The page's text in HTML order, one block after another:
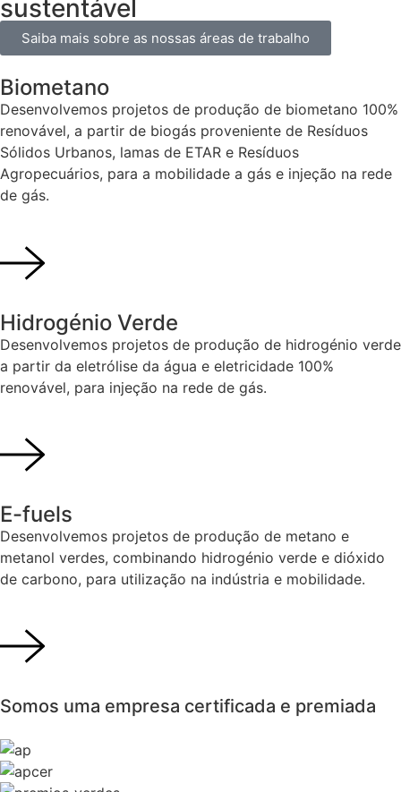
sustentável
Saiba mais sobre as nossas áreas de trabalho
Biometano
Desenvolvemos projetos de produção de biometano 100%
renovável, a partir de biogás proveniente de Resíduos
Sólidos Urbanos, lamas de ETAR e Resíduos
Agropecuários, para a mobilidade a gás e injeção na rede
de gás.
Hidrogénio Verde
Desenvolvemos projetos de produção de hidrogénio verde
a partir da eletrólise da água e eletricidade 100%
renovável, para injeção na rede de gás.
E-fuels
Desenvolvemos projetos de produção de metano e
metanol verdes, combinando hidrogénio verde e dióxido
de carbono, para utilização na indústria e mobilidade.
Somos uma empresa certificada e premiada